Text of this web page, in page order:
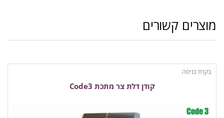
מוצרים קשורים
בקרת כניסה
קודן דלת צר מתכת Code3